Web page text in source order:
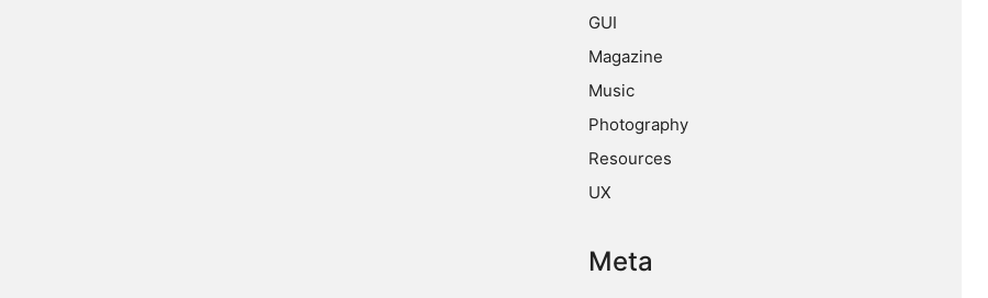
GUI
Magazine
Music
Photography
Resources
UX
Meta